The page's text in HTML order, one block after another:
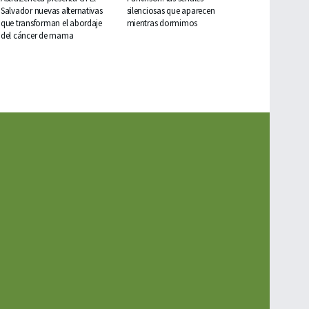
Salvador nuevas alternativas
que transforman el abordaje
del cáncer de mama
silenciosas que aparecen
mientras dormimos